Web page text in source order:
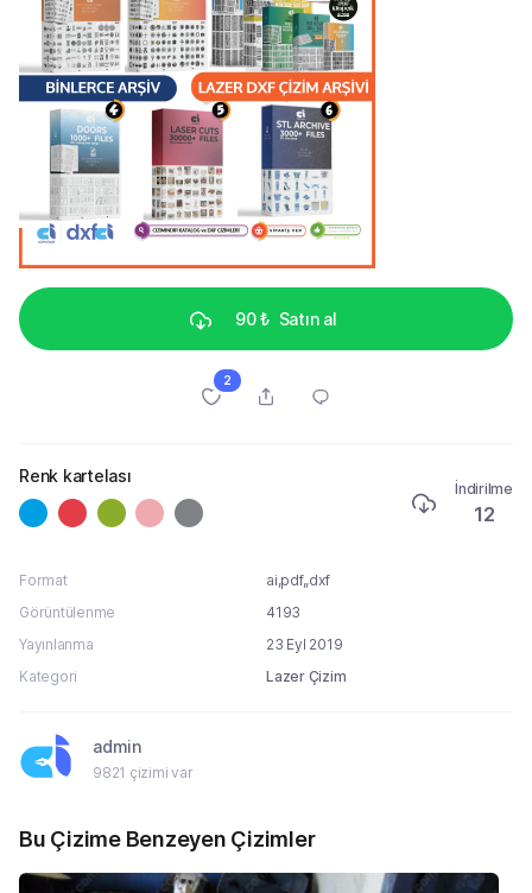
90 ₺ Satın al
2
Renk kartelası
İndirilme
12
Format
ai,pdf,,dxf
Görüntülenme
4193
Yayınlanma
23 Eyl 2019
Kategori
Lazer Çizim
admin
9821 çizimi var
Bu Çizime Benzeyen Çizimler